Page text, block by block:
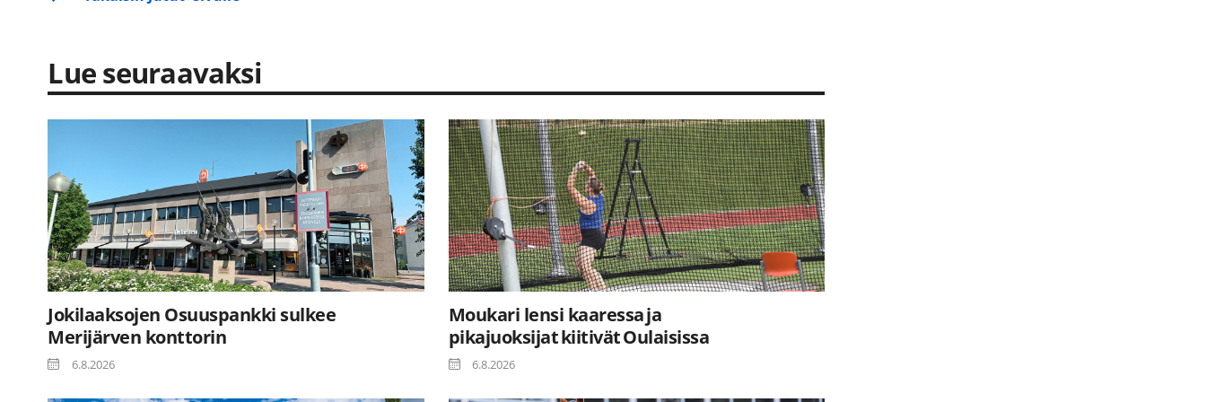
Lue seuraavaksi
Jokilaaksojen Osuuspankki sulkee
Merijärven konttorin
6.8.2026
Moukari lensi kaaressa ja
pikajuoksijat kiitivät Oulaisissa
6.8.2026